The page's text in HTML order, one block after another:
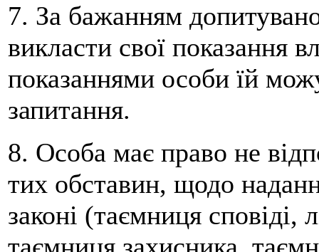
7. За бажанням
викласти свої показання
показаннями особи їй
запитання.
8. Особа має право не
тих обставин, щодо
законі (таємниця сповіді,